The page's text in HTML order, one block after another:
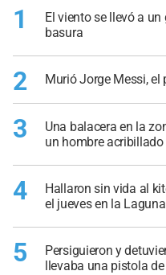
1
El viento se llevó a
basura
2 Murió Jorge Messi,
3
Una balacera en la
un hombre acribillado
4
Hallaron sin vida al
el jueves en la
5
Persiguieron y
llevaba una pistola